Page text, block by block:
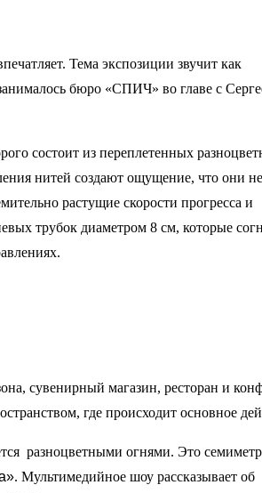
Тема экспозиции звучит как
бюро «СПИЧ» во главе с
состоит из переплетенных
нитей создают ощущение, что они
растущие скорости прогресса и
трубок диаметром 8 см, которые
сувенирный магазин, ресторан и
где происходит основное
разноцветными огнями. Это
. Мультимедийное шоу рассказывает об